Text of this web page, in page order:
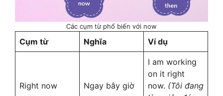
Các cụm từ phổ biến với now
Cụm từ Nghĩa Ví dụ
Right now Ngay bây giờ
I am working
on it right
now. (Tôi đang